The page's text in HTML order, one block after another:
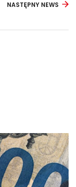
NASTĘPNY NEWS